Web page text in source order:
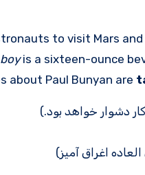
to visit Mars
is a sixteen-ounce
about Paul Bunyan are
دشوار خواهد بود.)